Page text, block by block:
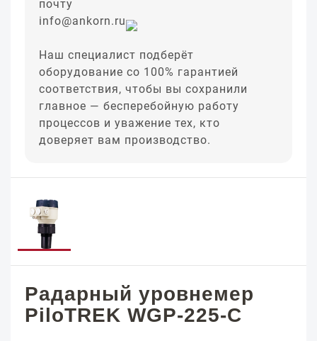
почту
info@ankorn.ru
Наш специалист подберёт
оборудование со 100% гарантией
соответствия, чтобы вы сохранили
главное — бесперебойную работу
процессов и уважение тех, кто
доверяет вам производство.
Радарный уровнемер
PiloTREK WGP-225-C